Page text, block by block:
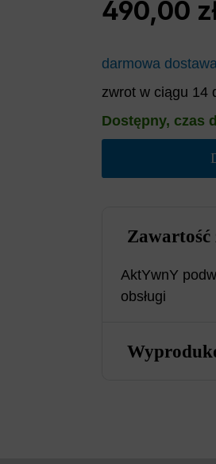
490,00
darmowa dostawa
zwrot w ciągu 14
Dostępny, czas
Zawartość
AktYwnY
obsługi